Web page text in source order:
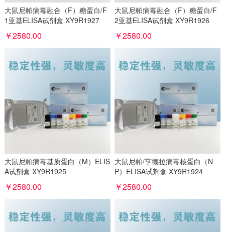
大鼠尼帕病毒融合（F）糖蛋白/F
1亚基ELISA试剂盒 XY9R1927
￥2580.00
大鼠尼帕病毒融合（F）糖蛋白/F
2亚基ELISA试剂盒 XY9R1926
￥2580.00
大鼠尼帕病毒基质蛋白（M）ELIS
A试剂盒 XY9R1925
￥2580.00
大鼠尼帕/亨德拉病毒核蛋白（N
P）ELISA试剂盒 XY9R1924
￥2580.00